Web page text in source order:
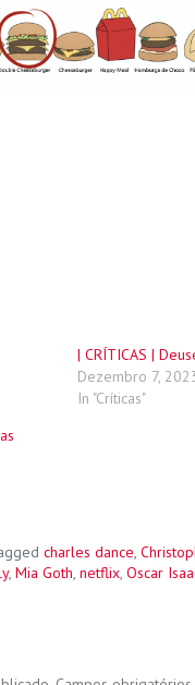
| CRÍTICAS |
Dezembro 7,
In "Críticas"
charles dance,
, Mia Goth, netflix, Oscar